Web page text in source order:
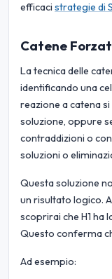
efficaci strategie di
Catene
La tecnica delle
identificando una
reazione a catena
soluzione, oppure
contraddizioni o
soluzioni o
Questa soluzione
un risultato logico.
scoprirai che H1 ha
Questo conferma
Ad esempio: